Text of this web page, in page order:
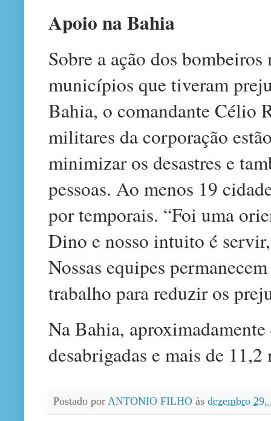
Apoio na Bahia
Sobre a ação dos
municípios que tiveram
Bahia, o comandante Célio
militares da corporação
minimizar os desastres e
pessoas. Ao menos 19
por temporais. “Foi uma
Dino e nosso intuito é
Nossas equipes
trabalho para reduzir os
Na Bahia,
desabrigadas e mais de
Postado por ANTONIO FILHO às dezembro